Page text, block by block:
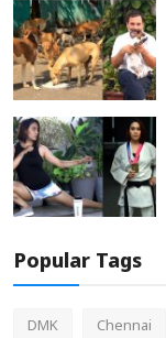
Popular Tags
DMK Chennai